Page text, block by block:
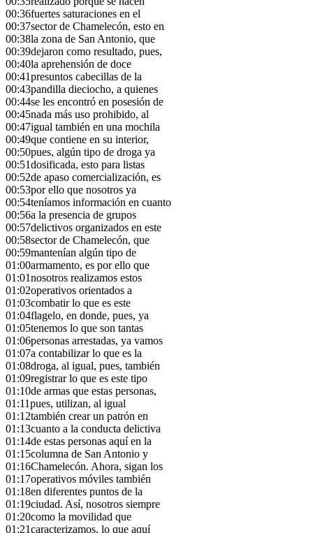
00:36fuertes saturaciones en el
00:37sector de Chamelecón, esto en
00:38la zona de San Antonio, que
00:39dejaron como resultado, pues,
00:40la aprehensión de doce
00:41presuntos cabecillas de la
00:43pandilla dieciocho, a quienes
00:44se les encontró en posesión de
00:45nada más uso prohibido, al
00:47igual también en una mochila
00:49que contiene en su interior,
00:50pues, algún tipo de droga ya
00:51dosificada, esto para listas
00:52de apaso comercialización, es
00:53por ello que nosotros ya
00:54teníamos información en cuanto
00:56a la presencia de grupos
00:57delictivos organizados en este
00:58sector de Chamelecón, que
00:59mantenían algún tipo de
01:00armamento, es por ello que
01:01nosotros realizamos estos
01:02operativos orientados a
01:03combatir lo que es este
01:04flagelo, en donde, pues, ya
01:05tenemos lo que son tantas
01:06personas arrestadas, ya vamos
01:07a contabilizar lo que es la
01:08droga, al igual, pues, también
01:09registrar lo que es este tipo
01:10de armas que estas personas,
01:11pues, utilizan, al igual
01:12también crear un patrón en
01:13cuanto a la conducta delictiva
01:14de estas personas aquí en la
01:15columna de San Antonio y
01:16Chamelecón. Ahora, sigan los
01:17operativos móviles también
01:18en diferentes puntos de la
01:19ciudad. Así, nosotros siempre
01:20como la movilidad que
01:21caracterizamos, lo que aquí